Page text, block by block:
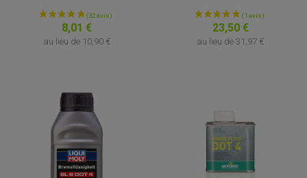
8,01 €
au lieu de 10,90 €
23,50 €
au lieu de 31,97 €